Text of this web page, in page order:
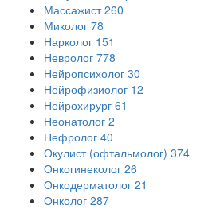
Массажист 260
Миколог 78
Нарколог 151
Невролог 778
Нейропсихолог 30
Нейрофизиолог 12
Нейрохирург 61
Неонатолог 2
Нефролог 40
Окулист (офтальмолог) 374
Онкогинеколог 26
Онкодерматолог 21
Онколог 287